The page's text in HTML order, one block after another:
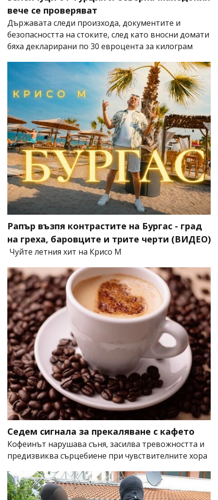
вече се проверяват
Държавата следи произхода, документите и
безопасността на стоките, след като вносни домати
бяха декларирани по 30 евроцента за килограм
Рапър възпя контрастите на Бургас - град
на греха, баровците и трите черти (ВИДЕО)
Чуйте летния хит на Крисо М
Седем сигнала за прекаляване с кафето
Кофеинът нарушава съня, засилва тревожността и
предизвиква сърцебиене при чувствителните хора